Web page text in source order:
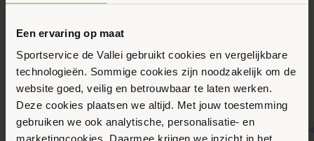
Een ervaring op maat
Sportservice de Vallei gebruikt cookies en vergelijkbare
technologieën. Sommige cookies zijn noodzakelijk om de
website goed, veilig en betrouwbaar te laten werken.
Deze cookies plaatsen we altijd. Met jouw toestemming
gebruiken we ook analytische, personalisatie- en
Maak favoriet
Gerelateerde activiteiten